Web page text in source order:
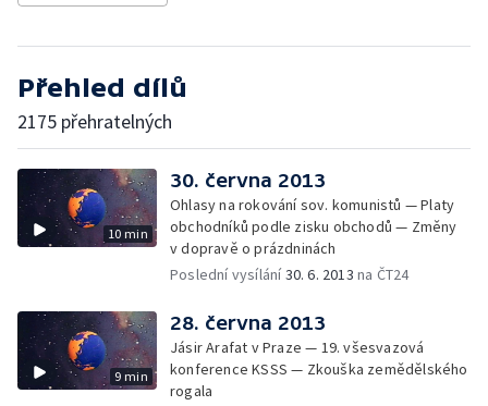
Přehled dílů
2175 přehratelných
10 min
30. června 2013
Ohlasy na rokování sov. komunistů — Platy
obchodníků podle zisku obchodů — Změny
v dopravě o prázdninách
Poslední vysílání30. 6. 2013 na ČT24
9 min
28. června 2013
Jásir Arafat v Praze — 19. všesvazová
konference KSSS — Zkouška zemědělského
rogala